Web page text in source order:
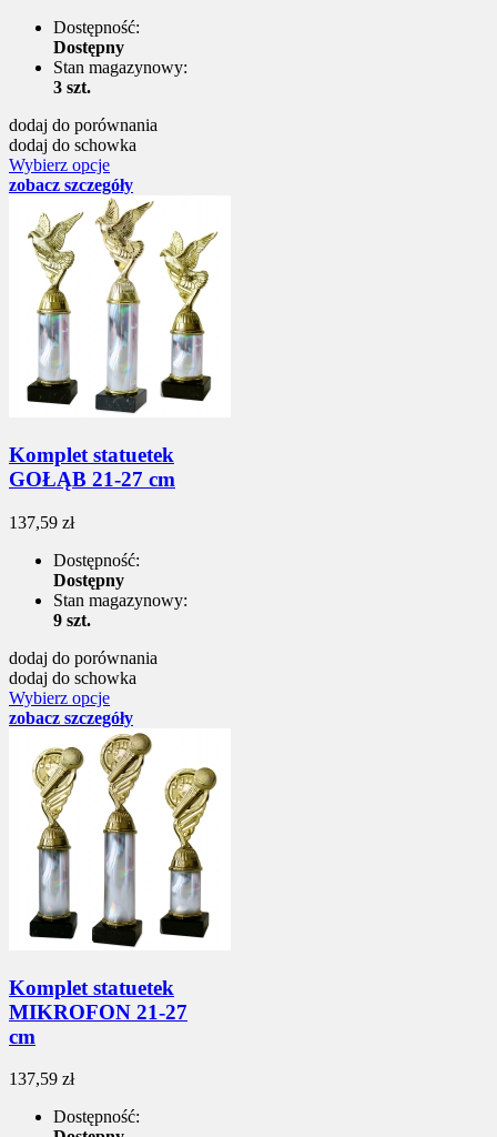
Dostępność:
Dostępny
Stan magazynowy:
3 szt.
dodaj do porównania
dodaj do schowka
Wybierz opcje
zobacz szczegóły
Komplet statuetek
GOŁĄB 21-27 cm
137,59 zł
Dostępność:
Dostępny
Stan magazynowy:
9 szt.
dodaj do porównania
dodaj do schowka
Wybierz opcje
zobacz szczegóły
Komplet statuetek
MIKROFON 21-27
cm
137,59 zł
Dostępność: